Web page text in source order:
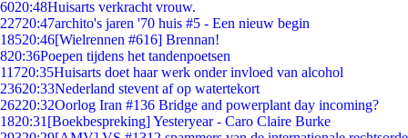
6020:48Huisarts verkracht vrouw.
22720:47archito's jaren '70 huis #5 - Een nieuw begin
18520:46[Wielrennen #616] Brennan!
820:36Poepen tijdens het tandenpoetsen
11720:35Huisarts doet haar werk onder invloed van alcohol
23620:33Nederland stevent af op watertekort
26220:32Oorlog Iran #136 Bridge and powerplant day incoming?
1820:31 [Boekbespreking] Yesteryear - Caro Claire Burke